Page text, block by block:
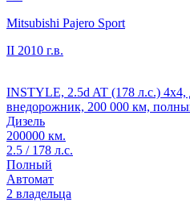
Mitsubishi Pajero Sport
II 2010 г.в.
INSTYLE, 2.5d AT (178 л.с.) 4x4,
внедорожник, 200 000 км,
Дизель
200000 км.
2.5 / 178 л.с.
Полный
Автомат
2 владельца